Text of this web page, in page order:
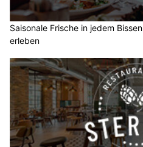
Saisonale Frische in jedem
erleben